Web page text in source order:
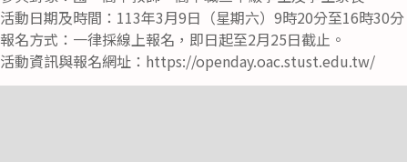
活動日期及時間：113年3月9日（星期六）9時20分至16時30分
報名方式：一律採線上報名，即日起至2月25日截止。
活動資訊與報名網址：https://openday.oac.stust.edu.tw/